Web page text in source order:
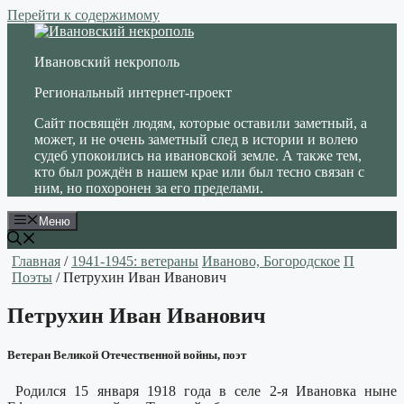
Перейти к содержимому
Ивановский некрополь
Региональный интернет-проект
Сайт посвящён людям, которые оставили заметный, а
может, и не очень заметный след в истории и волею
судеб упокоились на ивановской земле. А также тем,
кто был рождён в нашем крае или был тесно связан с
ним, но похоронен за его пределами.
Меню
Главная / 1941-1945: ветераны Иваново, Богородское П
Поэты / Петрухин Иван Иванович
Петрухин Иван Иванович
Ветеран Великой Отечественной войны, поэт
Родился 15 января 1918 года в селе 2-я Ивановка ныне